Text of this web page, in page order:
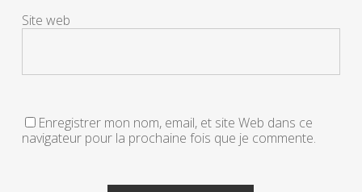
Site web
Enregistrer mon nom, email, et site Web dans ce
navigateur pour la prochaine fois que je commente.